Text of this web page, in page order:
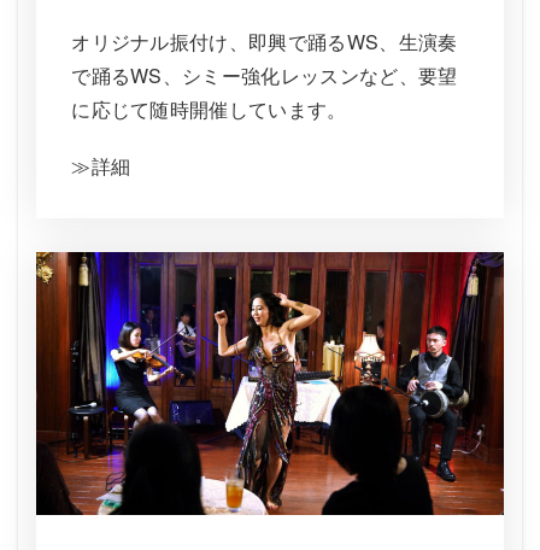
オリジナル振付け、即興で踊るWS、生演奏
で踊るWS、シミー強化レッスンなど、要望
に応じて随時開催しています。
≫詳細